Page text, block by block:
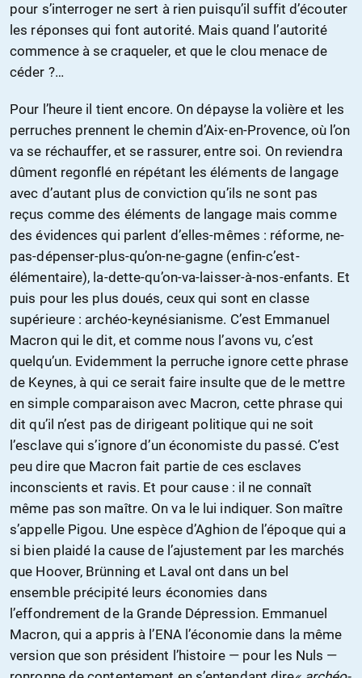
pour s’interroger ne sert à rien puisqu’il suffit d’écouter
les réponses qui font autorité. Mais quand l’autorité
commence à se craqueler, et que le clou menace de
céder ?…
Pour l’heure il tient encore. On dépayse la volière et les
perruches prennent le chemin d’Aix-en-Provence, où l’on
va se réchauffer, et se rassurer, entre soi. On reviendra
dûment regonflé en répétant les éléments de langage
avec d’autant plus de conviction qu’ils ne sont pas
reçus comme des éléments de langage mais comme
des évidences qui parlent d’elles-mêmes : réforme, ne-
pas-dépenser-plus-qu’on-ne-gagne (enfin-c’est-
élémentaire), la-dette-qu’on-va-laisser-à-nos-enfants. Et
puis pour les plus doués, ceux qui sont en classe
supérieure : archéo-keynésianisme. C’est Emmanuel
Macron qui le dit, et comme nous l’avons vu, c’est
quelqu’un. Evidemment la perruche ignore cette phrase
de Keynes, à qui ce serait faire insulte que de le mettre
en simple comparaison avec Macron, cette phrase qui
dit qu’il n’est pas de dirigeant politique qui ne soit
l’esclave qui s’ignore d’un économiste du passé. C’est
peu dire que Macron fait partie de ces esclaves
inconscients et ravis. Et pour cause : il ne connaît
même pas son maître. On va le lui indiquer. Son maître
s’appelle Pigou. Une espèce d’Aghion de l’époque qui a
si bien plaidé la cause de l’ajustement par les marchés
que Hoover, Brünning et Laval ont dans un bel
ensemble précipité leurs économies dans
l’effondrement de la Grande Dépression. Emmanuel
Macron, qui a appris à l’ENA l’économie dans la même
version que son président l’histoire — pour les Nuls —